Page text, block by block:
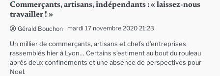
Commerçants, artisans, indépendants : « laissez-nous
travailler ! »
Gérald Bouchon mardi 17 novembre 2020 21:23
Un millier de commerçants, artisans et chefs d’entreprises
rassemblés hier à Lyon… Certains s’estiment au bout du rouleau
après deux confinements et une absence de perspectives pour
Noel.